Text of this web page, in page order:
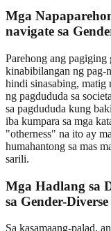
Mga
navigate sa
Parehong ang pagiging
kinabibilangan ng pag-
hindi sinasabing, matig
ng pagdududa sa
sa pagdududa kung
iba kumpara sa mga
"otherness" na ito ay
humahantong sa mas
sarili.
Mga Hadlang sa
sa Gender-
Sa kasamaang-palad,